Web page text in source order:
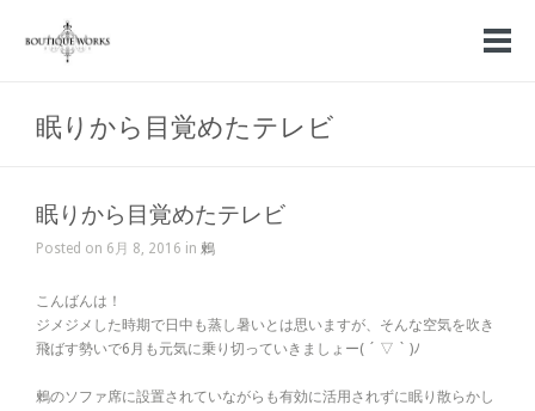
眠りから目覚めたテレビ
眠りから目覚めたテレビ
Posted on 6月 8, 2016 in 鶫
こんばんは！
ジメジメした時期で日中も蒸し暑いとは思いますが、そんな空気を吹き
飛ばす勢いで6月も元気に乗り切っていきましょー( ´ ▽ ` )ﾉ
鶫のソファ席に設置されていながらも有効に活用されずに眠り散らかし